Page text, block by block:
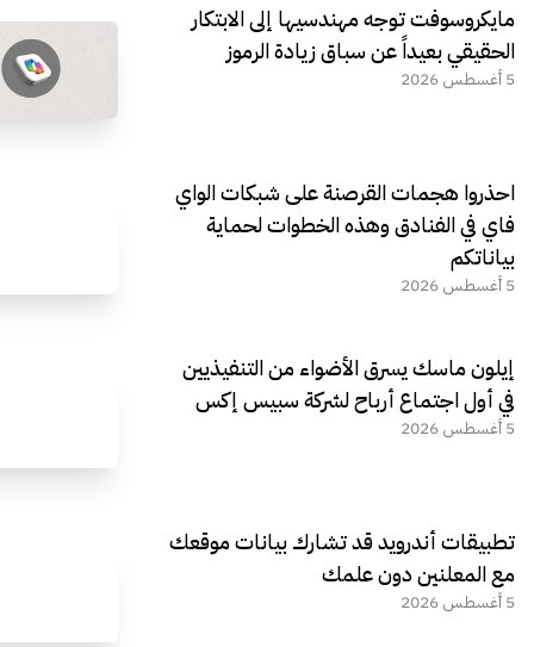
مايكروسوفت توجه مهندسيها إلى الابتكار
الحقيقي بعيداً عن سباق زيادة الرموز
5 أغسطس 2026
احذروا هجمات القرصنة على شبكات الواي
فاي في الفنادق وهذه الخطوات لحماية
بياناتكم
5 أغسطس 2026
إيلون ماسك يسرق الأضواء من التنفيذيين
في أول اجتماع أرباح لشركة سبيس إكس
5 أغسطس 2026
تطبيقات أندرويد قد تشارك بيانات موقعك
مع المعلنين دون علمك
5 أغسطس 2026